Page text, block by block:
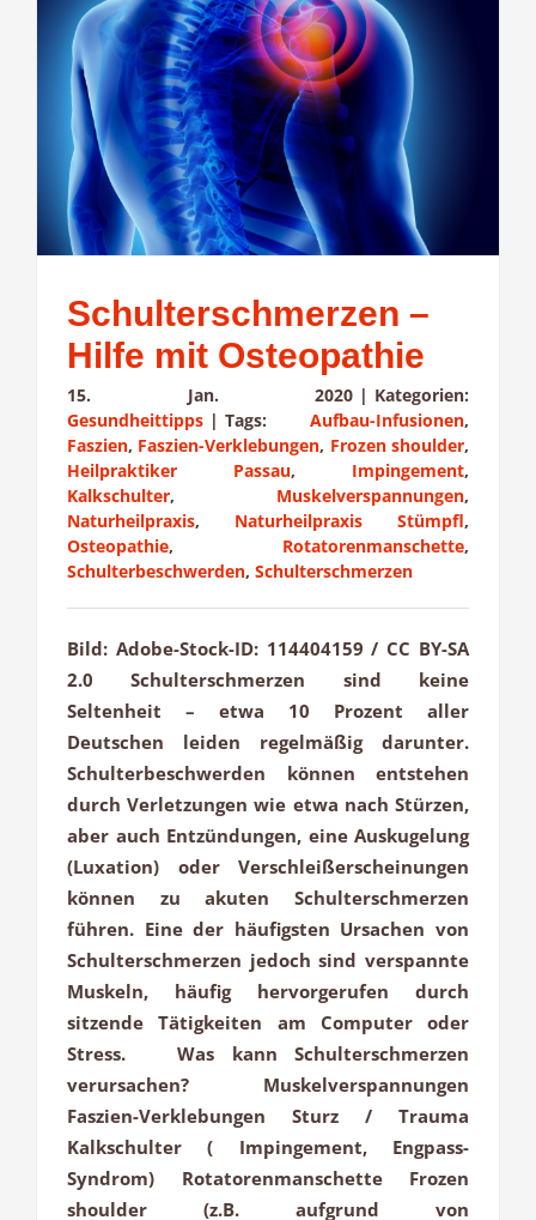
Schulterschmerzen –
Hilfe mit Osteopathie
15. Jan. 2020 | Kategorien:
Gesundheittipps | Tags: Aufbau-Infusionen,
Faszien, Faszien-Verklebungen, Frozen shoulder,
Heilpraktiker Passau, Impingement,
Kalkschulter, Muskelverspannungen,
Naturheilpraxis, Naturheilpraxis Stümpfl,
Osteopathie, Rotatorenmanschette,
Schulterbeschwerden, Schulterschmerzen
Bild: Adobe-Stock-ID: 114404159 / CC BY-SA
2.0 Schulterschmerzen sind keine
Seltenheit – etwa 10 Prozent aller
Deutschen leiden regelmäßig darunter.
Schulterbeschwerden können entstehen
durch Verletzungen wie etwa nach Stürzen,
aber auch Entzündungen, eine Auskugelung
(Luxation) oder Verschleißerscheinungen
können zu akuten Schulterschmerzen
führen. Eine der häufigsten Ursachen von
Schulterschmerzen jedoch sind verspannte
Muskeln, häufig hervorgerufen durch
sitzende Tätigkeiten am Computer oder
Stress. Was kann Schulterschmerzen
verursachen? Muskelverspannungen
Faszien-Verklebungen Sturz / Trauma
Kalkschulter ( Impingement, Engpass-
Syndrom) Rotatorenmanschette Frozen
shoulder (z.B. aufgrund von